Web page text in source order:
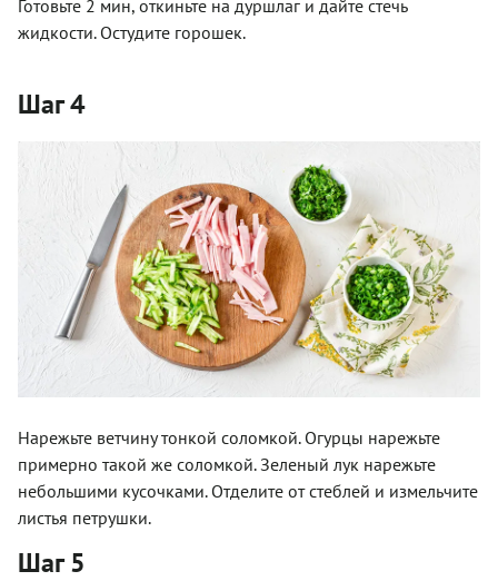
Готовьте 2 мин, откиньте на дуршлаг и дайте стечь
жидкости. Остудите горошек.
Шаг 4
Нарежьте ветчину тонкой соломкой. Огурцы нарежьте
примерно такой же соломкой. Зеленый лук нарежьте
небольшими кусочками. Отделите от стеблей и измельчите
листья петрушки.
Шаг 5